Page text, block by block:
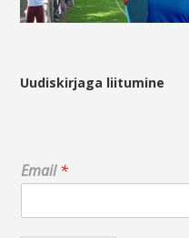
Uudiskirjaga liitumine
E
m
i
Email*